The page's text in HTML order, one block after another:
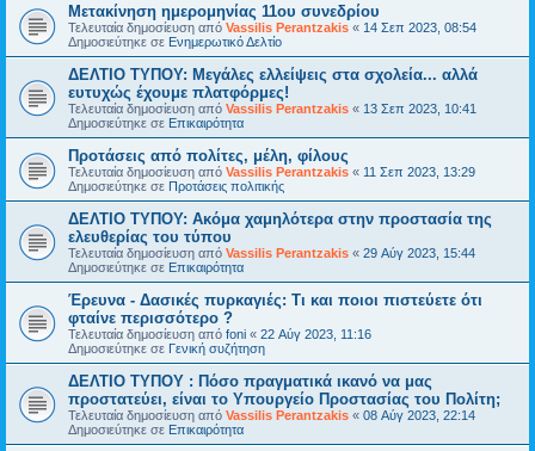
Μετακίνηση ημερομηνίας 11ου συνεδρίου
Τελευταία δημοσίευση από Vassilis Perantzakis « 14 Σεπ 2023, 08:54
Δημοσιεύτηκε σε Ενημερωτικό Δελτίο
ΔΕΛΤΙΟ ΤΥΠΟΥ: Μεγάλες ελλείψεις στα σχολεία... αλλά
ευτυχώς έχουμε πλατφόρμες!
Τελευταία δημοσίευση από Vassilis Perantzakis « 13 Σεπ 2023, 10:41
Δημοσιεύτηκε σε Επικαιρότητα
Προτάσεις από πολίτες, μέλη, φίλους
Τελευταία δημοσίευση από Vassilis Perantzakis « 11 Σεπ 2023, 13:29
Δημοσιεύτηκε σε Προτάσεις πολιτικής
ΔΕΛΤΙΟ ΤΥΠΟΥ: Ακόμα χαμηλότερα στην προστασία της
ελευθερίας του τύπου
Τελευταία δημοσίευση από Vassilis Perantzakis « 29 Αύγ 2023, 15:44
Δημοσιεύτηκε σε Επικαιρότητα
Έρευνα - Δασικές πυρκαγιές: Τι και ποιοι πιστεύετε ότι
φταίνε περισσότερο ?
Τελευταία δημοσίευση από foni « 22 Αύγ 2023, 11:16
Δημοσιεύτηκε σε Γενική συζήτηση
ΔΕΛΤΙΟ ΤΥΠΟΥ : Πόσο πραγματικά ικανό να μας
προστατεύει, είναι το Υπουργείο Προστασίας του Πολίτη;
Τελευταία δημοσίευση από Vassilis Perantzakis « 08 Αύγ 2023, 22:14
Δημοσιεύτηκε σε Επικαιρότητα